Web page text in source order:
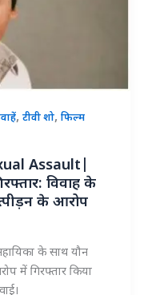
,टीवी शो,फिल्म
Assault|
विवाह के
के आरोप
के साथ यौन
में गिरफ्तार किया